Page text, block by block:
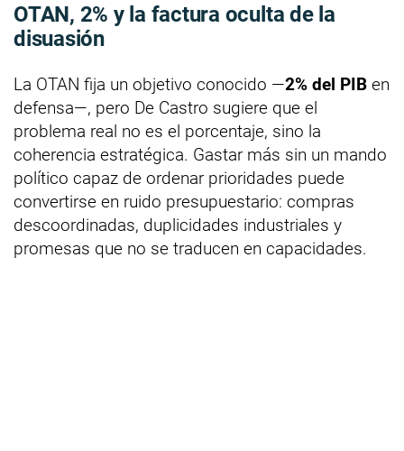
OTAN, 2% y la factura oculta de la
disuasión
La OTAN fija un objetivo conocido —2% del PIB en
defensa—, pero De Castro sugiere que el
problema real no es el porcentaje, sino la
coherencia estratégica. Gastar más sin un mando
político capaz de ordenar prioridades puede
convertirse en ruido presupuestario: compras
descoordinadas, duplicidades industriales y
promesas que no se traducen en capacidades.